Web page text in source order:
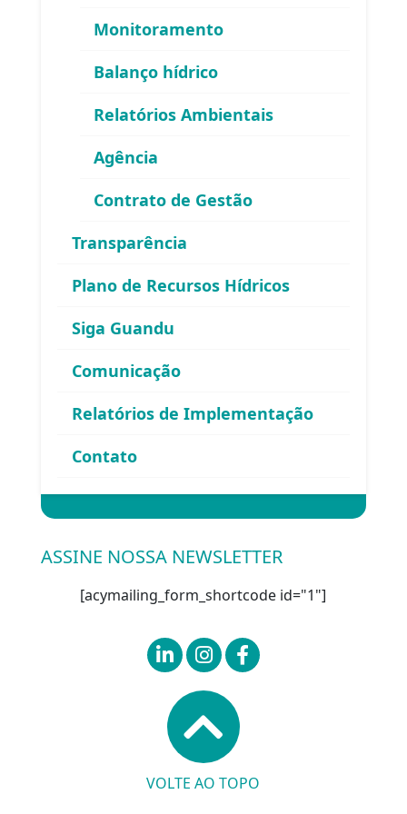
Monitoramento
Balanço hídrico
Relatórios Ambientais
Agência
Contrato de Gestão
Transparência
Plano de Recursos Hídricos
Siga Guandu
Comunicação
Relatórios de Implementação
Contato
FAQ
do Comitê Guandu-RJ
Esqueceu sua senha?
ASSINE NOSSA NEWSLETTER
[acymailing_form_shortcode id="1"]
VOLTE AO TOPO